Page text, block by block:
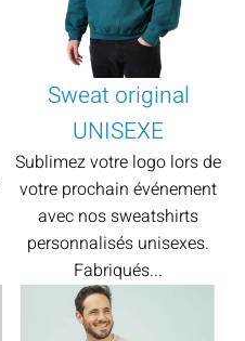
Sweat original
UNISEXE
Sublimez votre logo lors de
votre prochain événement
avec nos sweatshirts
personnalisés unisexes.
Fabriqués...